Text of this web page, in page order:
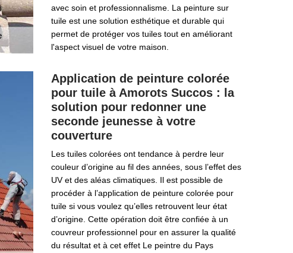
avec soin et professionnalisme. La peinture sur
tuile est une solution esthétique et durable qui
permet de protéger vos tuiles tout en améliorant
l'aspect visuel de votre maison.
Application de peinture colorée
pour tuile à Amorots Succos : la
solution pour redonner une
seconde jeunesse à votre
couverture
Les tuiles colorées ont tendance à perdre leur
couleur d’origine au fil des années, sous l’effet des
UV et des aléas climatiques. Il est possible de
procéder à l’application de peinture colorée pour
tuile si vous voulez qu’elles retrouvent leur état
d’origine. Cette opération doit être confiée à un
couvreur professionnel pour en assurer la qualité
du résultat et à cet effet Le peintre du Pays